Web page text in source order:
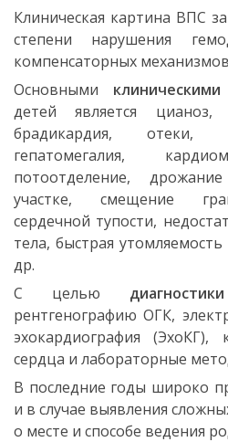
Клиническая картина ВПС
степени нарушения
компенсаторных
Основными
детей является
брадикардия, отеки,
гепатомегалия,
потоотделение,
участке, смещение
сердечной тупости,
тела, быстрая
др.
С целью
рентгенографию ОГК,
эхокардиография (ЭхоКГ),
сердца и лабораторные
В последние годы широко
и в случае выявления
о месте и способе ведения